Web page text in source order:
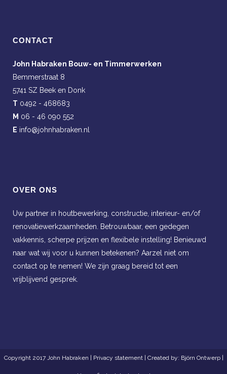
CONTACT
John Habraken Bouw- en Timmerwerken
Bemmerstraat 8
5741 SZ Beek en Donk
T 0492 - 468683
M 06 - 46 090 552
E info@johnhabraken.nl
OVER ONS
Uw partner in houtbewerking, constructie, interieur- en/of
renovatiewerkzaamheden. Betrouwbaar, een gedegen
vakkennis, scherpe prijzen en flexibele instelling! Benieuwd
naar wat wij voor u kunnen betekenen? Aarzel niet om
contact op te nemen! We zijn graag bereid tot een
vrijblijvend gesprek.
Copyright 2017 John Habraken | Privacy statement| Created by: Björn Ontwerp|